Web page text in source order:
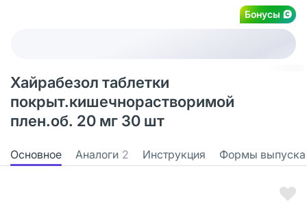
Бонусы
Хайрабезол таблетки
покрыт.кишечнорастворимой
плен.об. 20 мг 30 шт
Основное Аналоги 2 Инструкция Формы выпуска